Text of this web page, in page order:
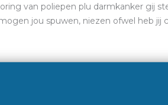
van poliepen plu darmkanker gij
jou spuwen, niezen ofwel heb jij
appreciëren u
weten plus